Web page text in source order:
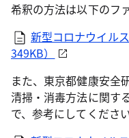
希釈の方法は以下のフ
新型コロナウイル
349KB）
また、東京都健康安全
清掃・消毒方法に関す
で、参考にしてください